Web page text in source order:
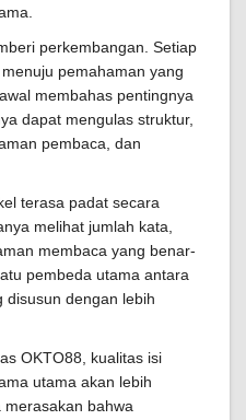
perkembangan. Setiap
pemahaman yang
membahas pentingnya
dapat mengulas struktur,
pembaca, dan
terasa padat secara
melihat jumlah kata,
membaca yang benar-
pembeda utama antara
disusun dengan lebih
OKTO88, kualitas isi
utama akan lebih
merasakan bahwa